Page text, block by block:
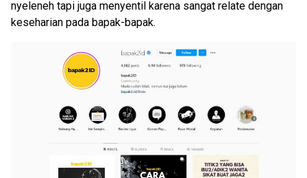
nyeleneh tapi juga menyentil karena sangat relate dengan
keseharian pada bapak-bapak.